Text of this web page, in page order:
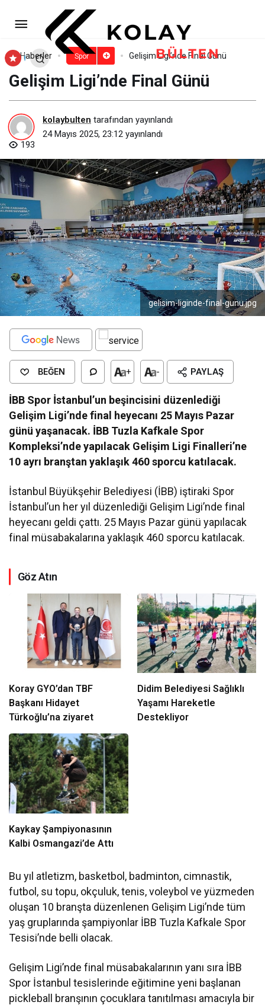
Haberler Spor Gelişim Ligi’nde Final Günü
Gelişim Ligi’nde Final Günü
kolaybulten tarafından yayınlandı
24 Mayıs 2025, 23:12 yayınlandı
193
gelisim-liginde-final-gunu.jpg
BEĞEN + - PAYLAŞ
İBB Spor İstanbul’un beşincisini düzenlediği
Gelişim Ligi’nde final heyecanı 25 Mayıs Pazar
günü yaşanacak. İBB Tuzla Kafkale Spor
Kompleksi’nde yapılacak Gelişim Ligi Finalleri’ne
10 ayrı branştan yaklaşık 460 sporcu katılacak.
İstanbul Büyükşehir Belediyesi (İBB) iştiraki Spor
İstanbul’un her yıl düzenlediği Gelişim Ligi’nde final
heyecanı geldi çattı. 25 Mayıs Pazar günü yapılacak
final müsabakalarına yaklaşık 460 sporcu katılacak.
Göz Atın
Koray GYO’dan TBF
Başkanı Hidayet
Türkoğlu’na ziyaret
Didim Belediyesi Sağlıklı
Yaşamı Hareketle
Destekliyor
Kaykay Şampiyonasının
Kalbi Osmangazi’de Attı
Bu yıl atletizm, basketbol, badminton, cimnastik,
futbol, su topu, okçuluk, tenis, voleybol ve yüzmeden
oluşan 10 branşta düzenlenen Gelişim Ligi’nde tüm
yaş gruplarında şampiyonlar İBB Tuzla Kafkale Spor
Tesisi’nde belli olacak.
Gelişim Ligi’nde final müsabakalarının yanı sıra İBB
Spor İstanbul tesislerinde eğitimine yeni başlanan
pickleball branşının çocuklara tanıtılması amacıyla bir
Kemer Belediye takımları dolu
dizginYorum Yap Paylaş